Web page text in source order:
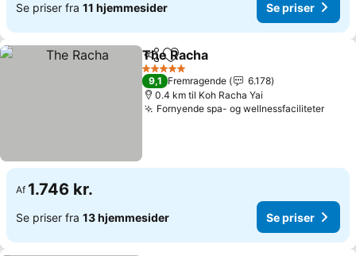
Se priser fra 11 hjemmesider Se priser
Del Føj til favoritter
The Racha
5 Stjerner
9,1 Fremragende
6.178
0.4 km til Koh Racha Yai
Fornyende spa- og wellnessfaciliteter
Af 1.746 kr.
Se priser fra 13 hjemmesider Se priser